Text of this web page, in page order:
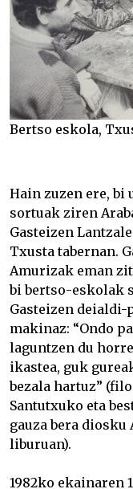
Bertso eskola,
Hain zuzen ere, bi
sortuak ziren
Gasteizen
Txusta tabernan.
Amurizak eman
bi bertso-eskolak
Gasteizen deialdi-
makinaz: “Ondo
laguntzen du
ikastea, guk
bezala hartuz”
Santutxuko eta
gauza bera
liburuan).
1982ko ekainaren